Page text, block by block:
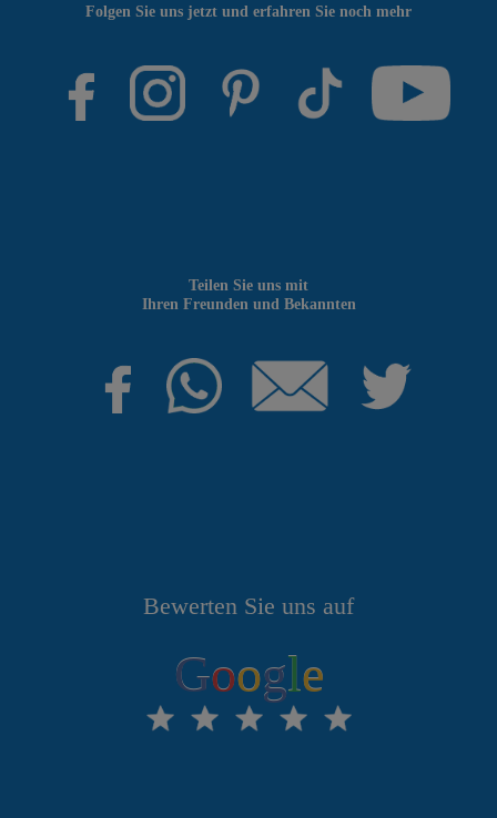
Bewerten Sie uns auf
Google
Teilen Sie uns mit
Ihren Freunden und Bekannten
Folgen Sie uns jetzt und erfahren Sie noch mehr